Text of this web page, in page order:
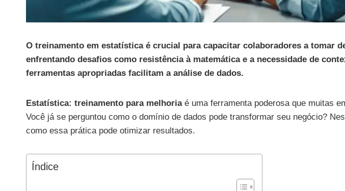
O treinamento em estatística é crucial para capacitar colaboradores a tomar
enfrentando desafios como resistência à matemática e a necessidade de
ferramentas apropriadas facilitam a análise de dados.
Estatística: treinamento para melhoriaé uma ferramenta poderosa que muitas
Você já se perguntou como o domínio de dados pode transformar seu negócio?
como essa prática pode otimizar resultados.
Índice